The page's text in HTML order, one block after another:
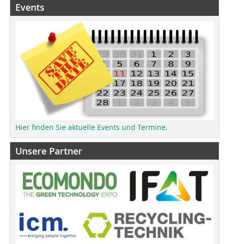
Events
Hier finden Sie aktuelle Events und Termine.
Unsere Partner